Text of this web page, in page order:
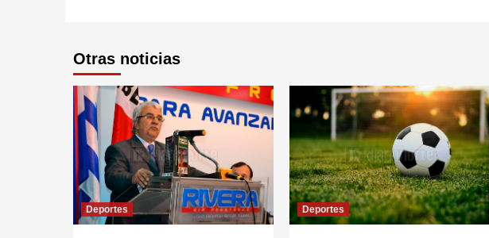
Otras noticias
Deportes Deportes